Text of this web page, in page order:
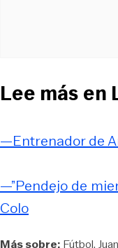
Lee más en
—Entrenador de
—”Pendejo de
Colo
Más sobre: Fútbol